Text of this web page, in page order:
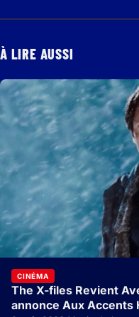
À LIRE AUSSI
CINÉMA
The X-files Revient
annonce Aux Accents